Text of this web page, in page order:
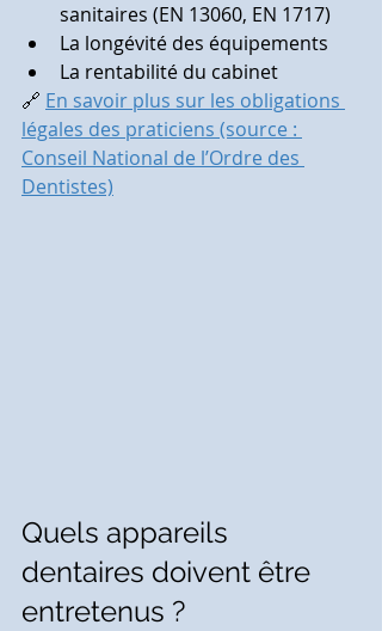
sanitaires (EN 13060, EN 1717)
La longévité des équipements
La rentabilité du cabinet
🔗 En savoir plus sur les obligations
légales des praticiens (source :
Conseil National de l’Ordre des
Dentistes)
Quels appareils
dentaires doivent être
entretenus ?